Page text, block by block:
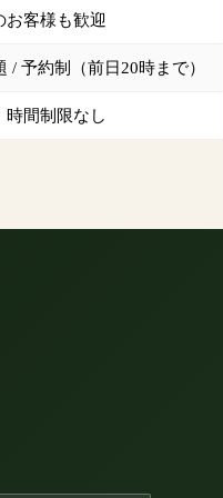
お客様も歓迎
予約制（前日20時まで）
時間制限なし